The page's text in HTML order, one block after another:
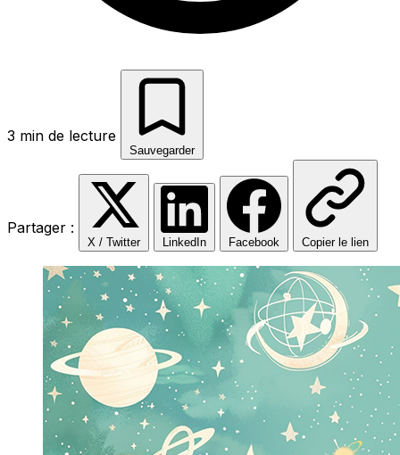
3 min de lecture
Sauvegarder
Partager :
X / Twitter LinkedIn Facebook Copier le lien